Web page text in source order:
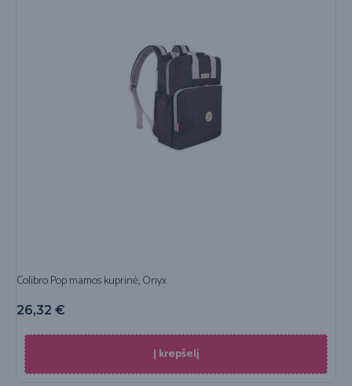
Colibro Pop mamos kuprinė, Onyx
26,32 €
Į krepšelį